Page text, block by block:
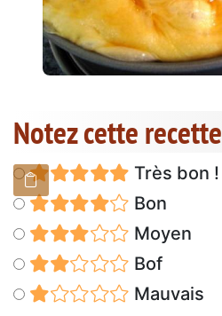
Notez cette recette
Très bon !
Bon
Moyen
Bof
Mauvais